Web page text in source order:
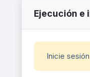
Ejecución e
Inicie sesión